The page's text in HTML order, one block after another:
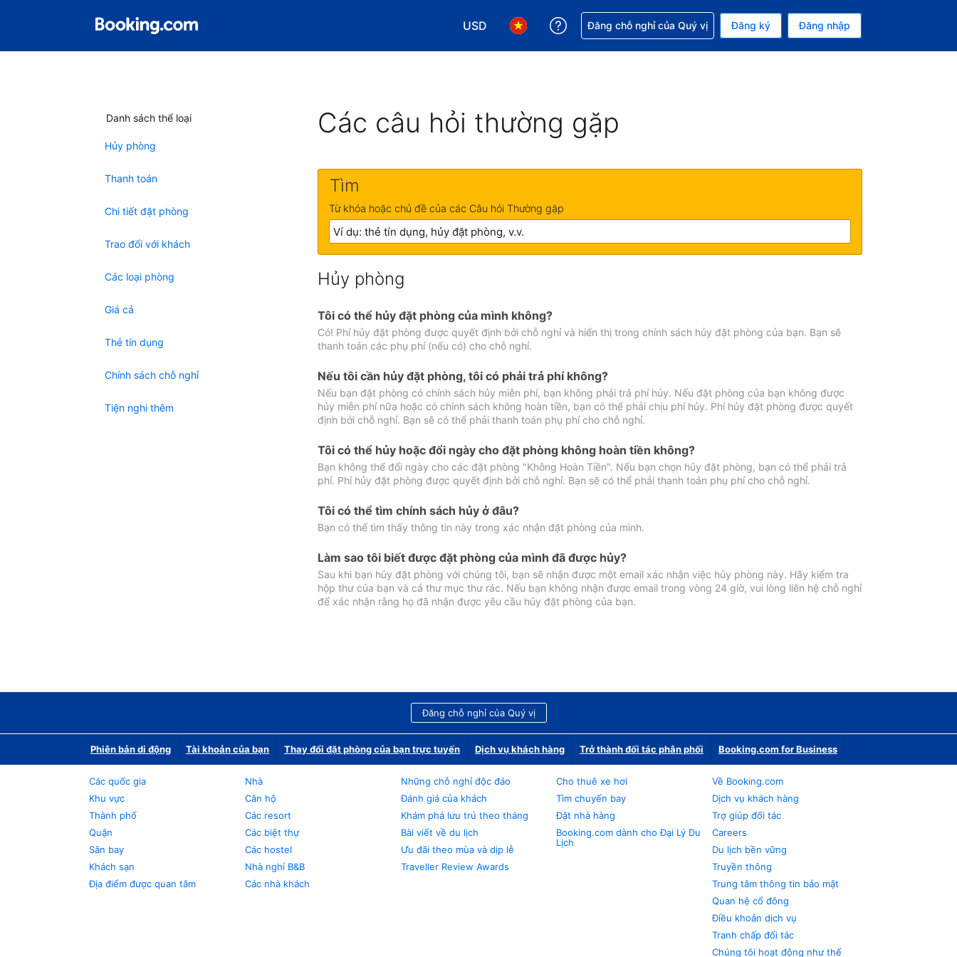
USD
Chọn loại tiền tệ của bạn. Loại tiền tệ hiện tại của bạn là Đô la Mỹ
Chọn ngôn ngữ của bạn. Ngôn ngữ hiện tại của bạn là Tiếng Việt
Nhận trợ giúp với đặt chỗ
Đăng chỗ nghỉ của Quý vị Đăng ký Đăng nhập
Danh sách thể loại
Hủy phòng
Thanh toán
Chi tiết đặt phòng
Trao đổi với khách
Các loại phòng
Giá cả
Thẻ tín dụng
Chính sách chỗ nghỉ
Tiện nghi thêm
Các câu hỏi thường gặp
Tìm
Từ khóa hoặc chủ đề của các Câu hỏi Thường gặp
Hủy phòng
Tôi có thể hủy đặt phòng của mình không?
Có! Phí hủy đặt phòng được quyết định bởi chỗ nghỉ và hiển thị trong chính sách hủy đặt phòng của bạn. Bạn sẽ
thanh toán các phụ phí (nếu có) cho chỗ nghỉ.
Nếu tôi cần hủy đặt phòng, tôi có phải trả phí không?
Nếu bạn đặt phòng có chính sách hủy miễn phí, bạn không phải trả phí hủy. Nếu đặt phòng của bạn không được
hủy miễn phí nữa hoặc có chính sách không hoàn tiền, bạn có thể phải chịu phí hủy. Phí hủy đặt phòng được quyết
định bởi chỗ nghỉ. Bạn sẽ có thể phải thanh toán phụ phí cho chỗ nghỉ.
Tôi có thể hủy hoặc đổi ngày cho đặt phòng không hoàn tiền không?
Bạn không thể đổi ngày cho các đặt phòng "Không Hoàn Tiền". Nếu bạn chọn hủy đặt phòng, bạn có thể phải trả
phí. Phí hủy đặt phòng được quyết định bởi chỗ nghỉ. Bạn sẽ có thể phải thanh toán phụ phí cho chỗ nghỉ.
Tôi có thể tìm chính sách hủy ở đâu?
Bạn có thể tìm thấy thông tin này trong xác nhận đặt phòng của mình.
Làm sao tôi biết được đặt phòng của mình đã được hủy?
Sau khi bạn hủy đặt phòng với chúng tôi, bạn sẽ nhận được một email xác nhận việc hủy phòng này. Hãy kiểm tra
hộp thư của bạn và cả thư mục thư rác. Nếu bạn không nhận được email trong vòng 24 giờ, vui lòng liên hệ chỗ nghỉ
để xác nhận rằng họ đã nhận được yêu cầu hủy đặt phòng của bạn.
Đăng chỗ nghỉ của Quý vị
Phiên bản di động Tài khoản của bạn Thay đổi đặt phòng của bạn trực tuyến Dịch vụ khách hàng Trở thành đối tác phân phối Booking.com for Business
Các quốc gia
Khu vực
Thành phố
Quận
Sân bay
Khách sạn
Địa điểm được quan tâm
Nhà
Căn hộ
Các resort
Các biệt thự
Các hostel
Nhà nghỉ B&B
Các nhà khách
Những chỗ nghỉ độc đáo
Đánh giá của khách
Khám phá lưu trú theo tháng
Bài viết về du lịch
Ưu đãi theo mùa và dịp lễ
Traveller Review Awards
Cho thuê xe hơi
Tìm chuyến bay
Đặt nhà hàng
Booking.com dành cho Đại Lý Du
Lịch
Về Booking.com
Dịch vụ khách hàng
Trợ giúp đối tác
Careers
Du lịch bền vững
Truyền thông
Trung tâm thông tin bảo mật
Quan hệ cổ đông
Điều khoản dịch vụ
Tranh chấp đối tác
Chúng tôi hoạt động như thế